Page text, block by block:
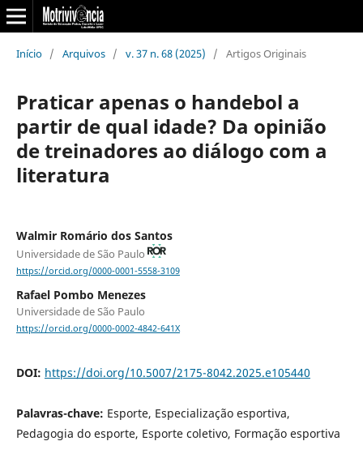
Início / Arquivos / v. 37 n. 68 (2025) / Artigos Originais
Praticar apenas o handebol a
partir de qual idade? Da opinião
de treinadores ao diálogo com a
literatura
Walmir Romário dos Santos
Universidade de São Paulo
https://orcid.org/0000-0001-5558-3109
Rafael Pombo Menezes
Universidade de São Paulo
https://orcid.org/0000-0002-4842-641X
DOI: https://doi.org/10.5007/2175-8042.2025.e105440
Palavras-chave: Esporte, Especialização esportiva,
Pedagogia do esporte, Esporte coletivo, Formação esportiva